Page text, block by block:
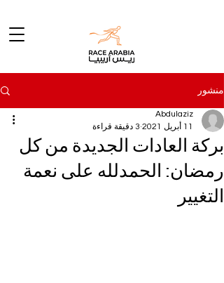
منشور
بركة العادات الجديدة من كل
رمضان: الحمدلله على نعمة
التغيير
Abdulaziz
11 أبريل 2021
3 دقيقة قراءة